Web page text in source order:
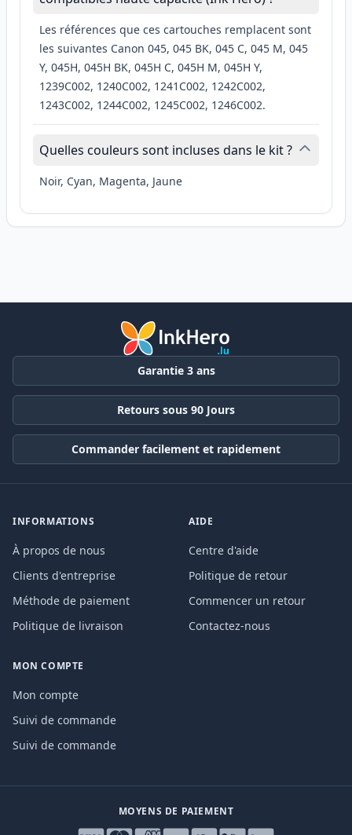
Les références que ces cartouches remplacent sont
les suivantes Canon 045, 045 BK, 045 C, 045 M, 045
Y, 045H, 045H BK, 045H C, 045H M, 045H Y,
1239C002, 1240C002, 1241C002, 1242C002,
1243C002, 1244C002, 1245C002, 1246C002.
Quelles couleurs sont incluses dans le kit ?
Noir, Cyan, Magenta, Jaune
Garantie 3 ans
Retours sous 90 Jours
Commander facilement et rapidement
INFORMATIONS
À propos de nous
Clients d'entreprise
Méthode de paiement
Politique de livraison
AIDE
Centre d'aide
Politique de retour
Commencer un retour
Contactez-nous
MON COMPTE
Mon compte
Suivi de commande
Suivi de commande
MOYENS DE PAIEMENT